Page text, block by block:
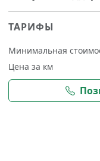
ТАРИФЫ
Минимальная
Цена за км